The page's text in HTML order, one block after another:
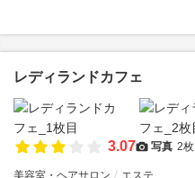
レディランドカフェ
3.07 写真 2枚
美容室・ヘアサロン エステ